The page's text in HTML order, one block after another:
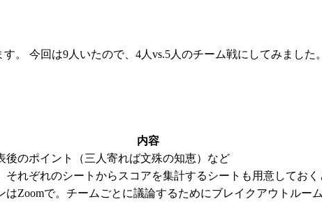
。 今回は9人いたので、4人vs.5人のチーム戦にしてみました。
内容
のポイント（三人寄れば文殊の知恵）など
れぞれのシートからスコアを集計するシートも用意しておく
Zoomで。チームごとに議論するためにブレイクアウトルー